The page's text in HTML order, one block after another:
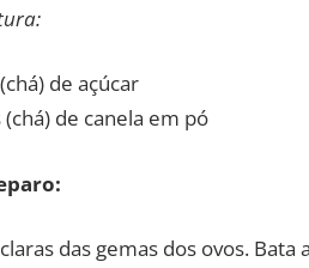
de açúcar
de canela em pó
das gemas dos ovos.